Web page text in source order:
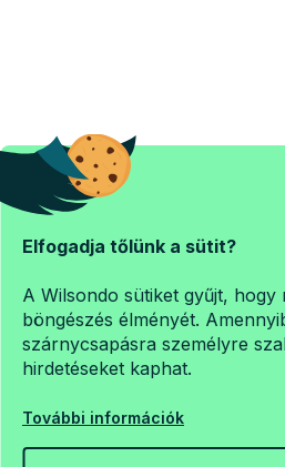
Elfogadja tőlünk a sütit?
A Wilsondo sütiket gyűjt,
böngészés élményét.
szárnycsapásra személyre
hirdetéseket kaphat.
További információk